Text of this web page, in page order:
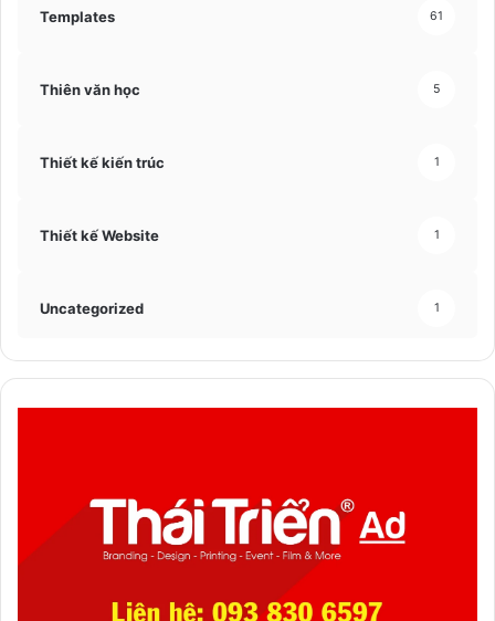
Templates 61
Thiên văn học 5
Thiết kế kiến trúc 1
Thiết kế Website 1
Uncategorized 1